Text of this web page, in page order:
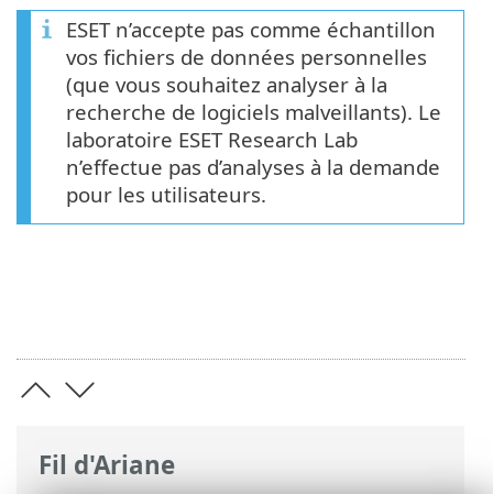
Fil d'Ariane
ESET n’accepte pas comme échantillon
vos fichiers de données personnelles
(que vous souhaitez analyser à la
recherche de logiciels malveillants). Le
laboratoire ESET Research Lab
n’effectue pas d’analyses à la demande
pour les utilisateurs.